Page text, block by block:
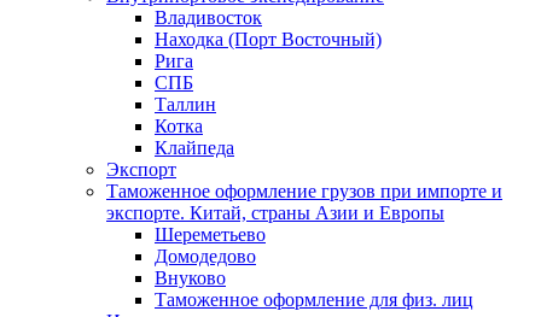
Владивосток
Находка (Порт Восточный)
Рига
СПБ
Таллин
Котка
Клайпеда
Экспорт
Таможенное оформление грузов при импорте и
экспорте. Китай, страны Азии и Европы
Шереметьево
Домодедово
Внуково
Таможенное оформление для физ. лиц